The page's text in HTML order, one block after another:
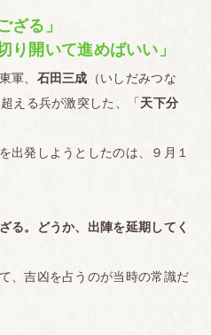
ざる」
り開いて進めばいい」
軍、 石田三成 （いしだみつな
える兵が激突した、「天下分
出発しようとしたのは、９月１
る。どうか、出陣を延期してく
、吉凶を占うのが当時の常識だ